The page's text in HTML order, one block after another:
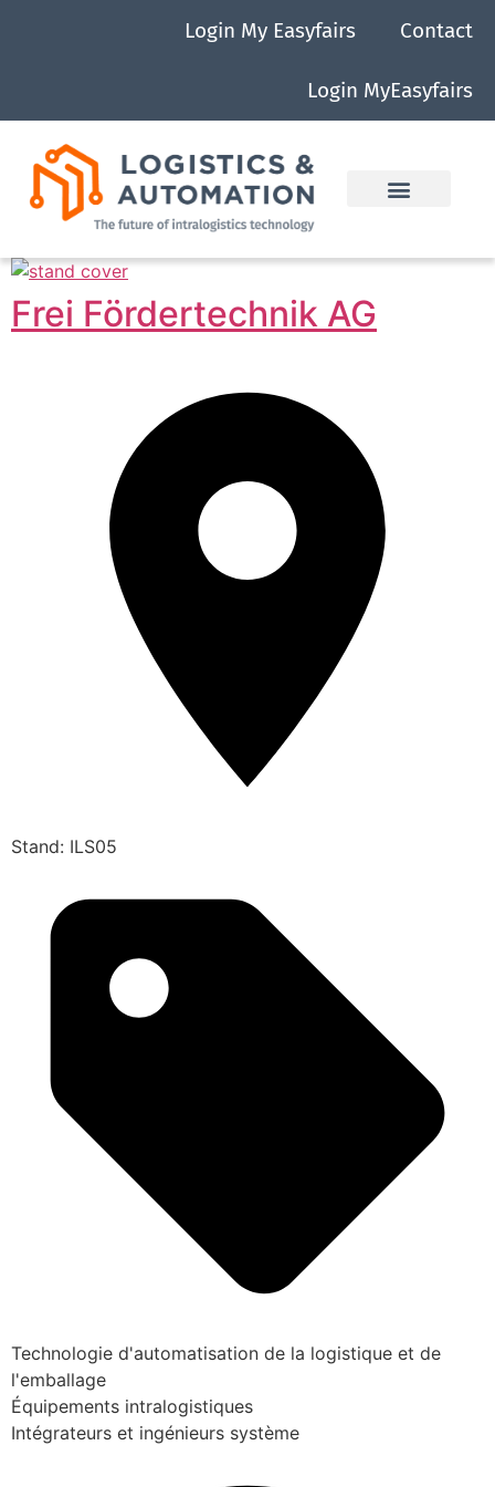
Login My Easyfairs Contact
Login MyEasyfairs
Frei Fördertechnik AG
Stand: ILS05
Technologie d'automatisation de la logistique et de
l'emballage
Équipements intralogistiques
Intégrateurs et ingénieurs système